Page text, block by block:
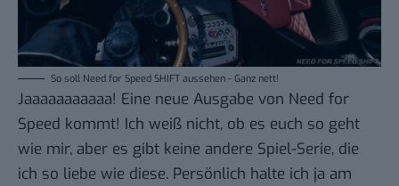
So soll Need for Speed SHIFT aussehen - Ganz nett!
Jaaaaaaaaaaa! Eine neue Ausgabe von Need for
Speed kommt! Ich weiß nicht, ob es euch so geht
wie mir, aber es gibt keine andere Spiel-Serie, die
ich so liebe wie diese. Persönlich halte ich ja am